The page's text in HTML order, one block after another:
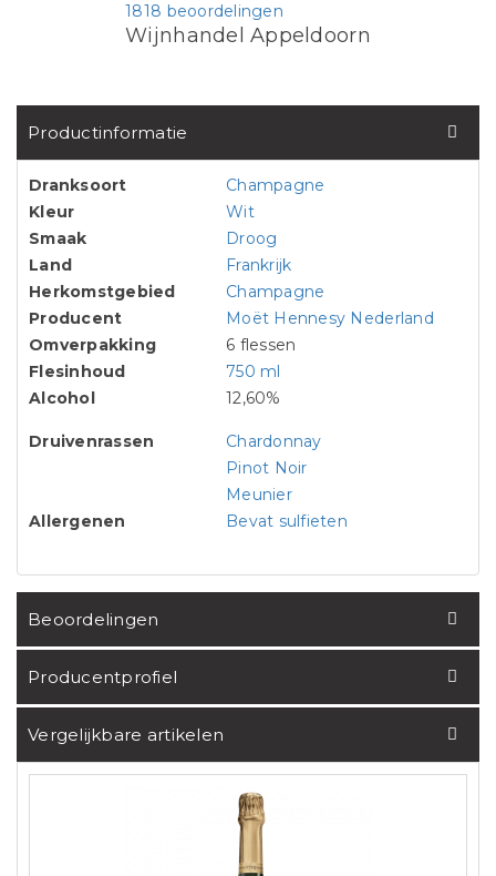
Wijnhandel Appeldoorn
1818 beoordelingen
Productinformatie
Dranksoort
Champagne
Kleur
Wit
Smaak
Droog
Land
Frankrijk
Herkomstgebied
Champagne
Producent
Moët Hennesy Nederland
Omverpakking
6 flessen
Flesinhoud
750 ml
Alcohol
12,60%
Druivenrassen
Chardonnay
Pinot Noir
Meunier
Allergenen
Bevat sulfieten
Beoordelingen
Producentprofiel
Vergelijkbare artikelen